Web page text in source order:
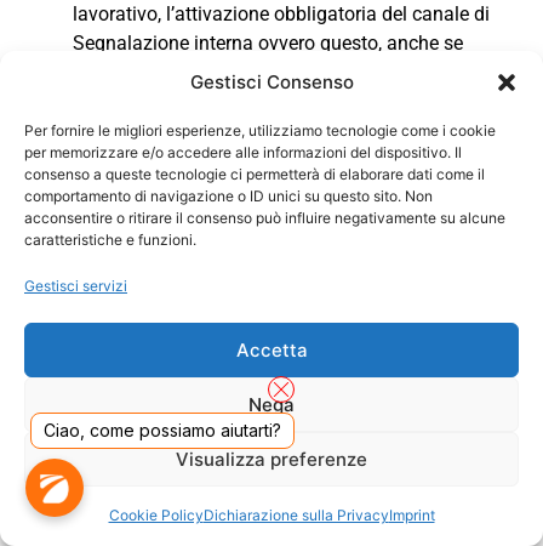
Gestisci Consenso
Per fornire le migliori esperienze, utilizziamo tecnologie come i cookie
per memorizzare e/o accedere alle informazioni del dispositivo. Il
consenso a queste tecnologie ci permetterà di elaborare dati come il
comportamento di navigazione o ID unici su questo sito. Non
acconsentire o ritirare il consenso può influire negativamente su alcune
caratteristiche e funzioni.
Gestisci servizi
Accetta
Nega
Visualizza preferenze
Cookie PolicyDichiarazione sulla PrivacyImprint
lavorativo, l’attivazione obbligatoria del canale di
Segnalazione interna ovvero questo, anche se
obbligatorio, non è attivo o, anche se attivato, non è
24/2023;
la persona Segnalante ha già effettuato una
Segnalazione interna e la stessa non ha avuto
seguito;
la persona Segnalante ha fondati motivi di ritenere
che, se effettuasse una Segnalazione interna, alla
la persona Segnalante ha fondato motivo di ritenere
che la violazione possa costituire un pericolo
imminente o palese per il pubblico interesse.
A tal fine, l’Autorità nazionale anticorruzione (ANAC) ha
attivato un canale di Segnalazione esterna che
Ciao, come possiamo aiutarti?